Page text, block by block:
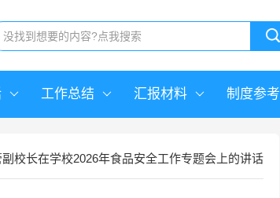
工作总结 汇报材料 制度参考
副校长在学校2026年食品安全工作专题会上的讲话